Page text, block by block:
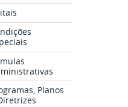
Planos